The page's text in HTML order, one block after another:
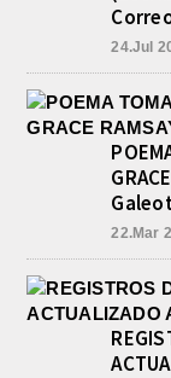
24.Jul
22.Mar